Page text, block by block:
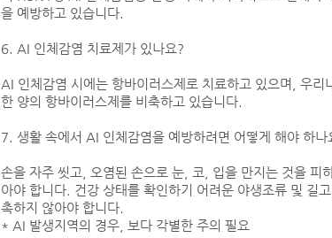
을 예방하고 있습니다.
6. AI 인체감염 치료제가 있나요?
AI 인체감염 시에는 항바이러스제로 치료하고 있으며, 우
한 양의 항바이러스제를 비축하고 있습니다.
7. 생활 속에서 AI 인체감염을 예방하려면 어떻게 해야 하나
손을 자주 씻고, 오염된 손으로 눈, 코, 입을 만지는 것을 피
아야 합니다. 건강 상태를 확인하기 어려운 야생조류 및 길
촉하지 않아야 합니다.
* AI 발생지역의 경우, 보다 각별한 주의 필요